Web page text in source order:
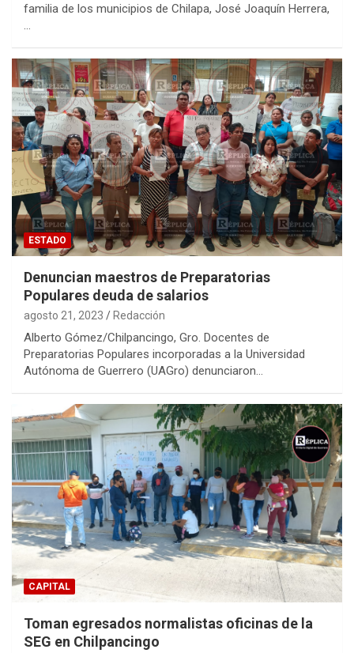
familia de los municipios de Chilapa, José Joaquín Herrera,
ESTADO
Denuncian maestros de Preparatorias
Populares deuda de salarios
agosto 21, 2023 Redacción
Alberto Gómez/Chilpancingo, Gro. Docentes de
Preparatorias Populares incorporadas a la Universidad
Autónoma de Guerrero (UAGro) denunciaron…
CAPITAL
Toman egresados normalistas oficinas de la
SEG en Chilpancingo